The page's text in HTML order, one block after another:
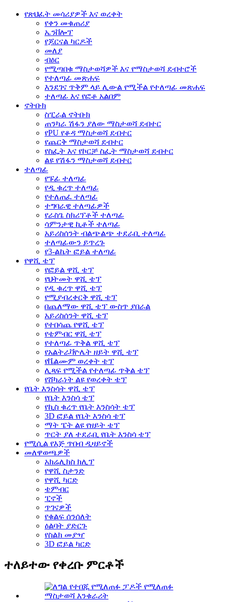
የጽህፈት መሳሪያዎች እና ወረቀት
የቀን መቁጠሪያ
ኤንቨሎፕ
የጆርናል ካርዶች
መለያ
ብዕር
የሚጣበቁ ማስታወሻዎች እና የማስታወሻ ደብተሮች
የተለጣፊ መጽሐፍ
እንደገና ጥቅም ላይ ሊውል የሚችል የተለጣፊ መጽሐፍ
ተለጣፊ እና የፎቶ አልበም
ኖትቡክ
ስፒራል ኖትቡክ
ጠንካራ ሽፋን ያለው ማስታወሻ ደብተር
የPU የቆዳ ማስታወሻ ደብተር
የጨርቅ ማስታወሻ ደብተር
የስፌት እና የኮርቻ ስፌት ማስታወሻ ደብተር
ልዩ የሽፋን ማስታወሻ ደብተር
ተለጣፊ
የፑፊ ተለጣፊ
የዲ ቁረጥ ተለጣፊ
የተለጠፈ ተለጣፊ
ተግባራዊ ተለጣፊዎች
የራስጌ ስክሪፕቶች ተለጣፊ
ሳምንታዊ ኪቶች ተለጣፊ
አይሪስሰንት ብልጭልጭ ተደራቢ ተለጣፊ
ተለጣፊውን ይጥረጉ
የ3-ልኬት ፎይል ተለጣፊ
የዋሺ ቴፕ
የፎይል ዋሺ ቴፕ
የህትመት ዋሺ ቴፕ
የዲ ቁረጥ ዋሺ ቴፕ
የሚያብረቀርቅ ዋሺ ቴፕ
በጨለማው ዋሺ ቴፕ ውስጥ ያበራል
አይሪስሰንት ዋሺ ቴፕ
የተበሳጨ የዋሺ ቴፕ
የቴምብር ዋሺ ቴፕ
የተለጣፊ ጥቅል ዋሺ ቴፕ
የአልትራቫዮሌት ዘይት ዋሺ ቴፕ
የቬልሙም ወረቀት ቴፕ
ሊጻፍ የሚችል የተለጣፊ ጥቅል ቴፕ
የሸካራነት ልዩ የወረቀት ቴፕ
የቤት እንስሳት ዋሺ ቴፕ
የቤት እንስሳ ቴፕ
የኪስ ቁረጥ የቤት እንስሳት ቴፕ
3D ፎይል የቤት እንስሳ ቴፕ
ማት ፔት ልዩ የዘይት ቴፕ
ጥርት ያለ ተደራቢ የቤት እንስሳ ቴፕ
የሚሲል የእጅ ጥበብ ዲዛይኖች
መለዋወጫዎች
አክሬሊክስ ክሊፕ
የዋሺ ስታንድ
የዋሺ ካርድ
ቴምብር
ፒኖች
ጥገናዎች
የቁልፍ ሰንሰለት
ዕልባት ያድርጉ
የስልክ መያዣ
3D ፎይል ካርድ
ተለይተው የቀረቡ ምርቶች